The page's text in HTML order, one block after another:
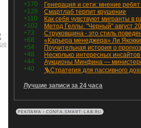
+170
+128
Смартлаб терпит крушение
+110
+102
+73
+68
«Карьера менеджера» Ли Якокки
+54
+48
+44
+40
Лучшие записи за 24 часа
РЕКЛАМА • CONFA.SMART-LAB.RU